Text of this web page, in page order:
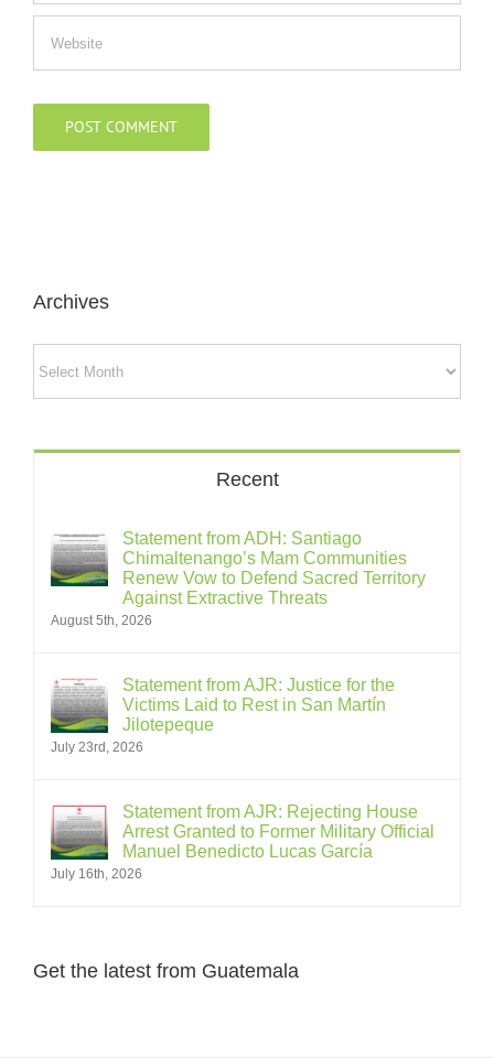
Archives
Recent
Statement from ADH: Santiago
Chimaltenango’s Mam Communities
Renew Vow to Defend Sacred Territory
Against Extractive Threats
August 5th, 2026
Statement from AJR: Justice for the
Victims Laid to Rest in San Martín
Jilotepeque
July 23rd, 2026
Statement from AJR: Rejecting House
Arrest Granted to Former Military Official
Manuel Benedicto Lucas García
July 16th, 2026
Get the latest from Guatemala